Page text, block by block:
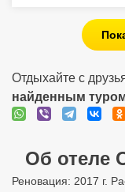
Отдыхайте с
найденным
Об отеле
Реновация: 2017 г.